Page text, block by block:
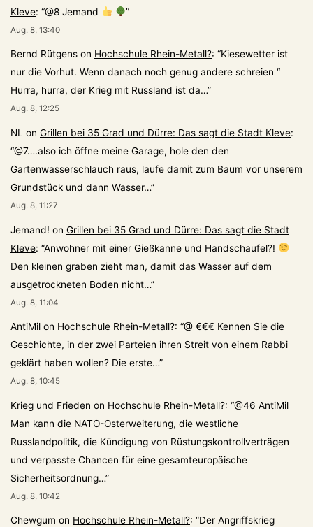
Kleve: “@8 Jemand ”
Aug. 8, 13:40
Bernd Rütgens on Hochschule Rhein-Metall?: “Kiesewetter ist
nur die Vorhut. Wenn danach noch genug andere schreien “
Hurra, hurra, der Krieg mit Russland ist da…”
Aug. 8, 12:25
NL on Grillen bei 35 Grad und Dürre: Das sagt die Stadt Kleve:
“@7….also ich öffne meine Garage, hole den den
Gartenwasserschlauch raus, laufe damit zum Baum vor unserem
Grundstück und dann Wasser…”
Aug. 8, 11:27
Jemand! on Grillen bei 35 Grad und Dürre: Das sagt die Stadt
Kleve: “Anwohner mit einer Gießkanne und Handschaufel?!
Den kleinen graben zieht man, damit das Wasser auf dem
ausgetrockneten Boden nicht…”
Aug. 8, 11:04
AntiMil on Hochschule Rhein-Metall?: “@ €€€ Kennen Sie die
Geschichte, in der zwei Parteien ihren Streit von einem Rabbi
geklärt haben wollen? Die erste…”
Aug. 8, 10:45
Krieg und Frieden on Hochschule Rhein-Metall?: “@46 AntiMil
Man kann die NATO-Osterweiterung, die westliche
Russlandpolitik, die Kündigung von Rüstungskontrollverträgen
und verpasste Chancen für eine gesamteuropäische
Sicherheitsordnung…”
Aug. 8, 10:42
Chewgum on Hochschule Rhein-Metall?: “Der Angriffskrieg